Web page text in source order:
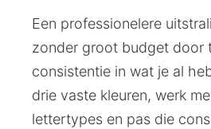
Een professionelere
zonder groot budget door
consistentie in wat je al
drie vaste kleuren, werk
lettertypes en pas die